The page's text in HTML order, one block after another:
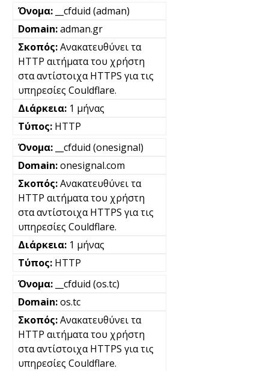
__cfduid (adman)
adman.gr
Ανακατευθύνει τα
HTTP αιτήματα του χρήστη
στα αντίστοιχα HTTPS για τις
υπηρεσίες Couldflare.
1 μήνας
HTTP
__cfduid (onesignal)
onesignal.com
Ανακατευθύνει τα
HTTP αιτήματα του χρήστη
στα αντίστοιχα HTTPS για τις
υπηρεσίες Couldflare.
1 μήνας
HTTP
__cfduid (os.tc)
os.tc
Ανακατευθύνει τα
HTTP αιτήματα του χρήστη
στα αντίστοιχα HTTPS για τις
υπηρεσίες Couldflare.